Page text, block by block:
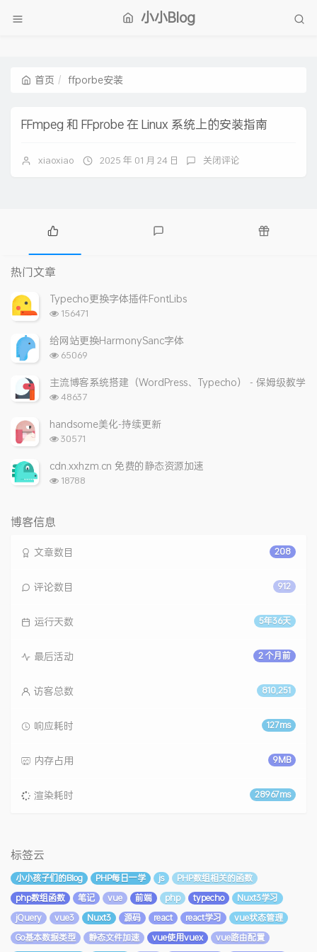
小小Blog
首页 ffporbe安装
FFmpeg 和 FFprobe 在 Linux 系统上的安装指南
xiaoxiao 2025 年 01 月 24 日 关闭评论
热
门
文
章
论
热门文章
Typecho更换字体插件FontLibs
浏
次
数:
156471
给网站更换HarmonySanc字体
浏
次
数:
65069
主流博客系统搭建（WordPress、Typecho） - 保姆级教学
浏
次
数:
48637
handsome美化-持续更新
浏
次
数:
30571
cdn.xxhzm.cn 免费的静态资源加速
浏
18788
博客信息
208
文章数目
912
评论数目
5年36天
运行天数
2 个月前
最后活动
810,251
访客总数
127ms
响应耗时
9MB
内存占用
28967ms
渲染耗时
标签云
小小孩子们的Blog PHP每日一学 js
PHP数组相关的函数
php数组函数
笔记 vue 前端 php typecho
Nuxt3学习
jQuery
vue3 Nuxt3 源码 react react学习
vue状态管理
Go基本数据类型
静态文件加速 vue使用vuex
vue路由配置